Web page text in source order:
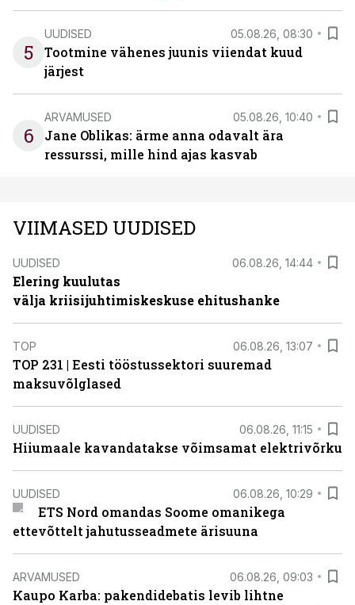
5
UUDISED 05.08.26, 08:30
Tootmine vähenes juunis viiendat kuud
järjest
6
ARVAMUSED 05.08.26, 10:40
Jane Oblikas: ärme anna odavalt ära
ressurssi, mille hind ajas kasvab
VIIMASED UUDISED
UUDISED 06.08.26, 14:44
Elering kuulutas
välja kriisijuhtimiskeskuse ehitushanke
TOP 06.08.26, 13:07
TOP 231 | Eesti tööstussektori suuremad
maksuvõlglased
UUDISED 06.08.26, 11:15
Hiiumaale kavandatakse võimsamat elektrivõrku
UUDISED 06.08.26, 10:29
ETS Nord omandas Soome omanikega
ettevõttelt jahutusseadmete ärisuuna
ARVAMUSED 06.08.26, 09:03
Kaupo Karba: pakendidebatis levib lihtne